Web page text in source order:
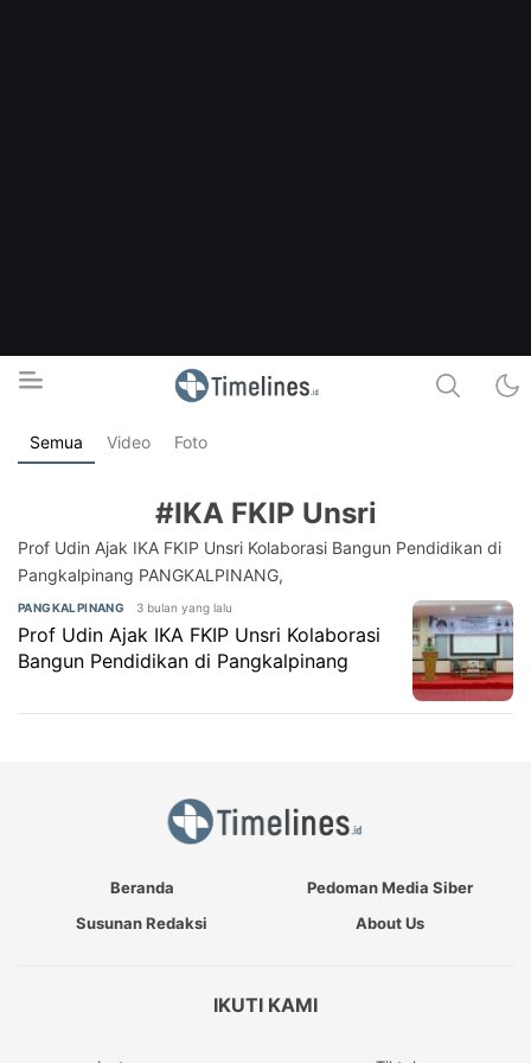
Timelines.id
Media Literasi, Sejarah & Budaya
Semua Video Foto
#IKA FKIP Unsri
Prof Udin Ajak IKA FKIP Unsri Kolaborasi Bangun Pendidikan di
Pangkalpinang PANGKALPINANG,
PANGKALPINANG 3 bulan yang lalu
Prof Udin Ajak IKA FKIP Unsri Kolaborasi
Bangun Pendidikan di Pangkalpinang
Beranda
Pedoman Media Siber
Susunan Redaksi
About Us
IKUTI KAMI